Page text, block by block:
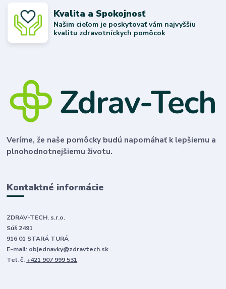
Kvalita a Spokojnosť
Našim cieľom je poskytovať vám najvyššiu
kvalitu zdravotníckych pomôcok
Veríme, že naše pomôcky budú napomáhať k lepšiemu a
plnohodnotnejšiemu životu.
Kontaktné informácie
ZDRAV-TECH. s.r.o.
Súš 2491
916 01 STARÁ TURÁ
E-mail: objednavky@zdravtech.sk
Tel. č. +421 907 999 531